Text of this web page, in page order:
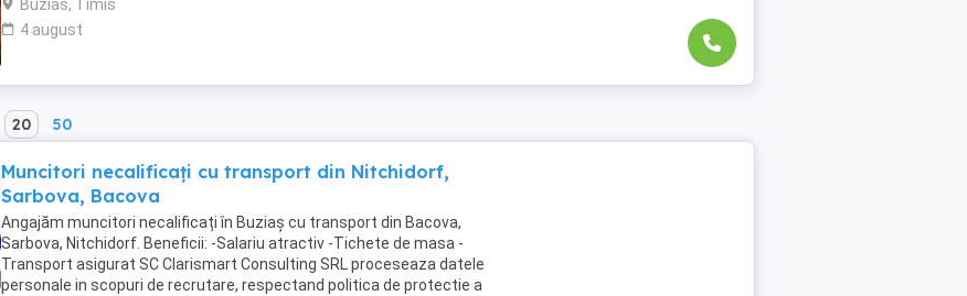
Buzias, Timis
4 august
20 50
Muncitori necalificați cu transport din Nitchidorf,
Sarbova, Bacova
Angajăm muncitori necalificați în Buziaș cu transport din Bacova,
Sarbova, Nitchidorf. Beneficii: -Salariu atractiv -Tichete de masa -
Transport asigurat SC Clarismart Consulting SRL proceseaza datele
personale in scopuri de recrutare, respectand politica de protectie a